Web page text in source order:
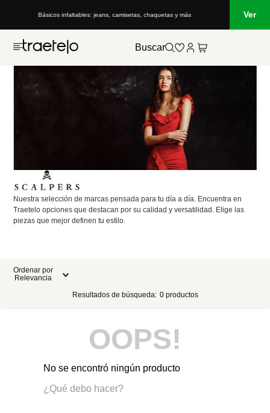
Básicos infaltables: jeans, camisetas, chaquetas y más Ver
Buscar
Nuestra selección de marcas pensada para tu día a día. Encuentra en
Traetelo opciones que destacan por su calidad y versatilidad. Elige las
piezas que mejor definen tu estilo.
Ordenar por
Relevancia
Resultados de búsqueda: 0 productos
OOPS!
No se encontró ningún producto
¿Qué debo hacer?